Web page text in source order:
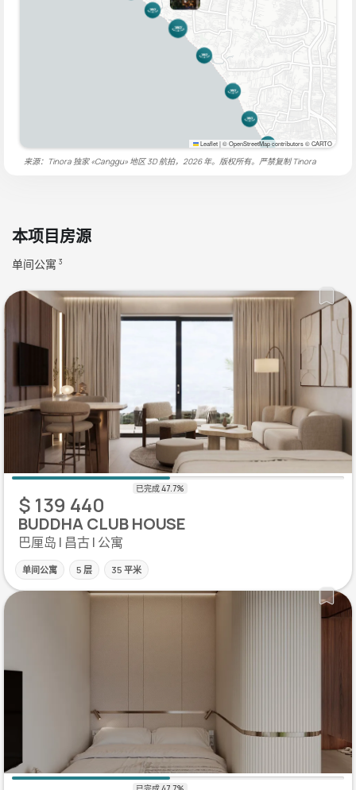
Leaflet|© OpenStreetMap contributors © CARTO
来源：Tinora 独家 «Canggu» 地区 3D 航拍，2026 年。版权所有。严禁复制Tinora
本项目房源
单间公寓 3
$ 139 440
BUDDHA CLUB HOUSE
巴厘岛 | 昌古 | 公寓
单间公寓 5 层 35 平米